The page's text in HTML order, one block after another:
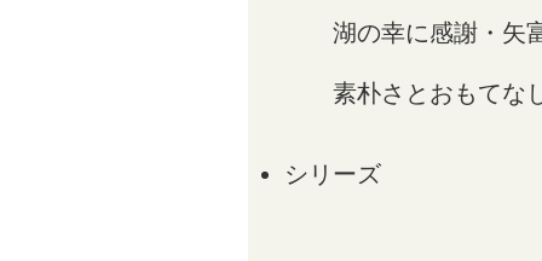
湖の幸に感謝・矢
素朴さとおもてな
シリーズ